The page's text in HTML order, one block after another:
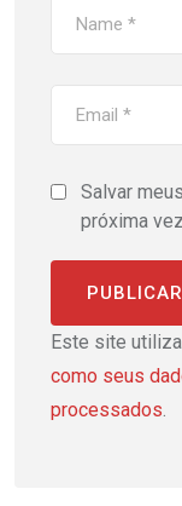
Salvar
próxima
Este site
como seus
processados.